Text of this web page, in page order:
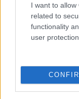
I want to
related to
functionality
user protection.
Gestão e
condições
avaliação regular
Metodologia
Programa